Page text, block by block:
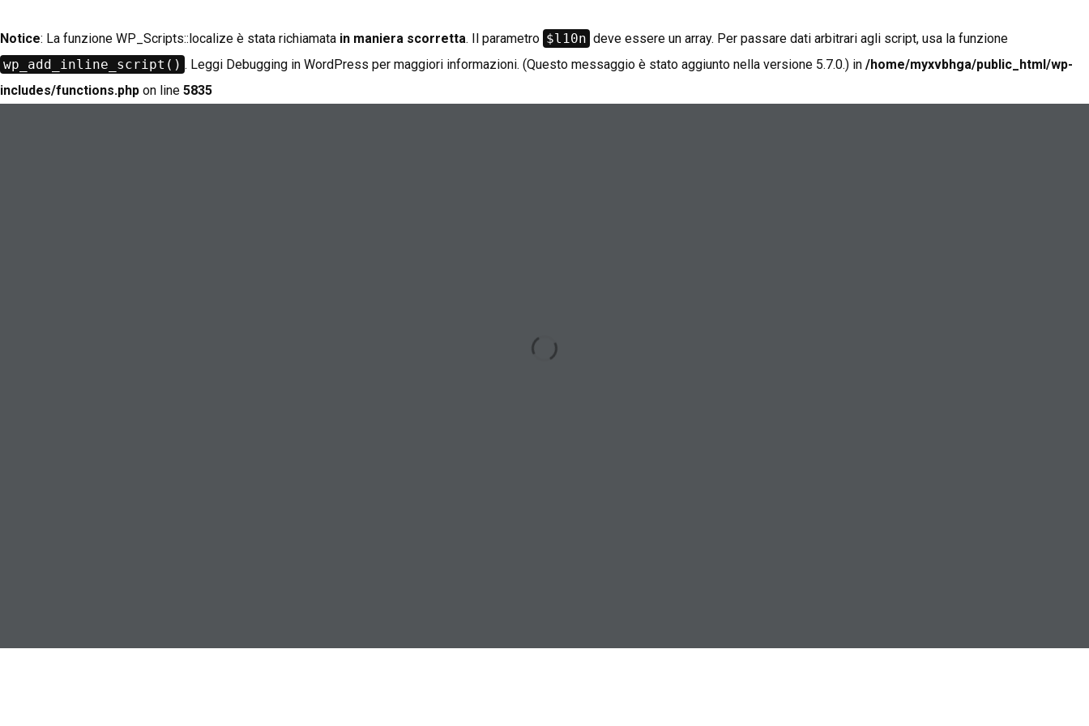
Notice: La funzione WP_Scripts::localize è stata richiamata in maniera scorretta. Il parametro $l10n deve essere un array. Per passare dati arbitrari agli script, usa la funzione
wp_add_inline_script() . Leggi Debugging in WordPress per maggiori informazioni. (Questo messaggio è stato aggiunto nella versione 5.7.0.) in /home/myxvbhga/public_html/wp-
includes/functions.php on line 5835